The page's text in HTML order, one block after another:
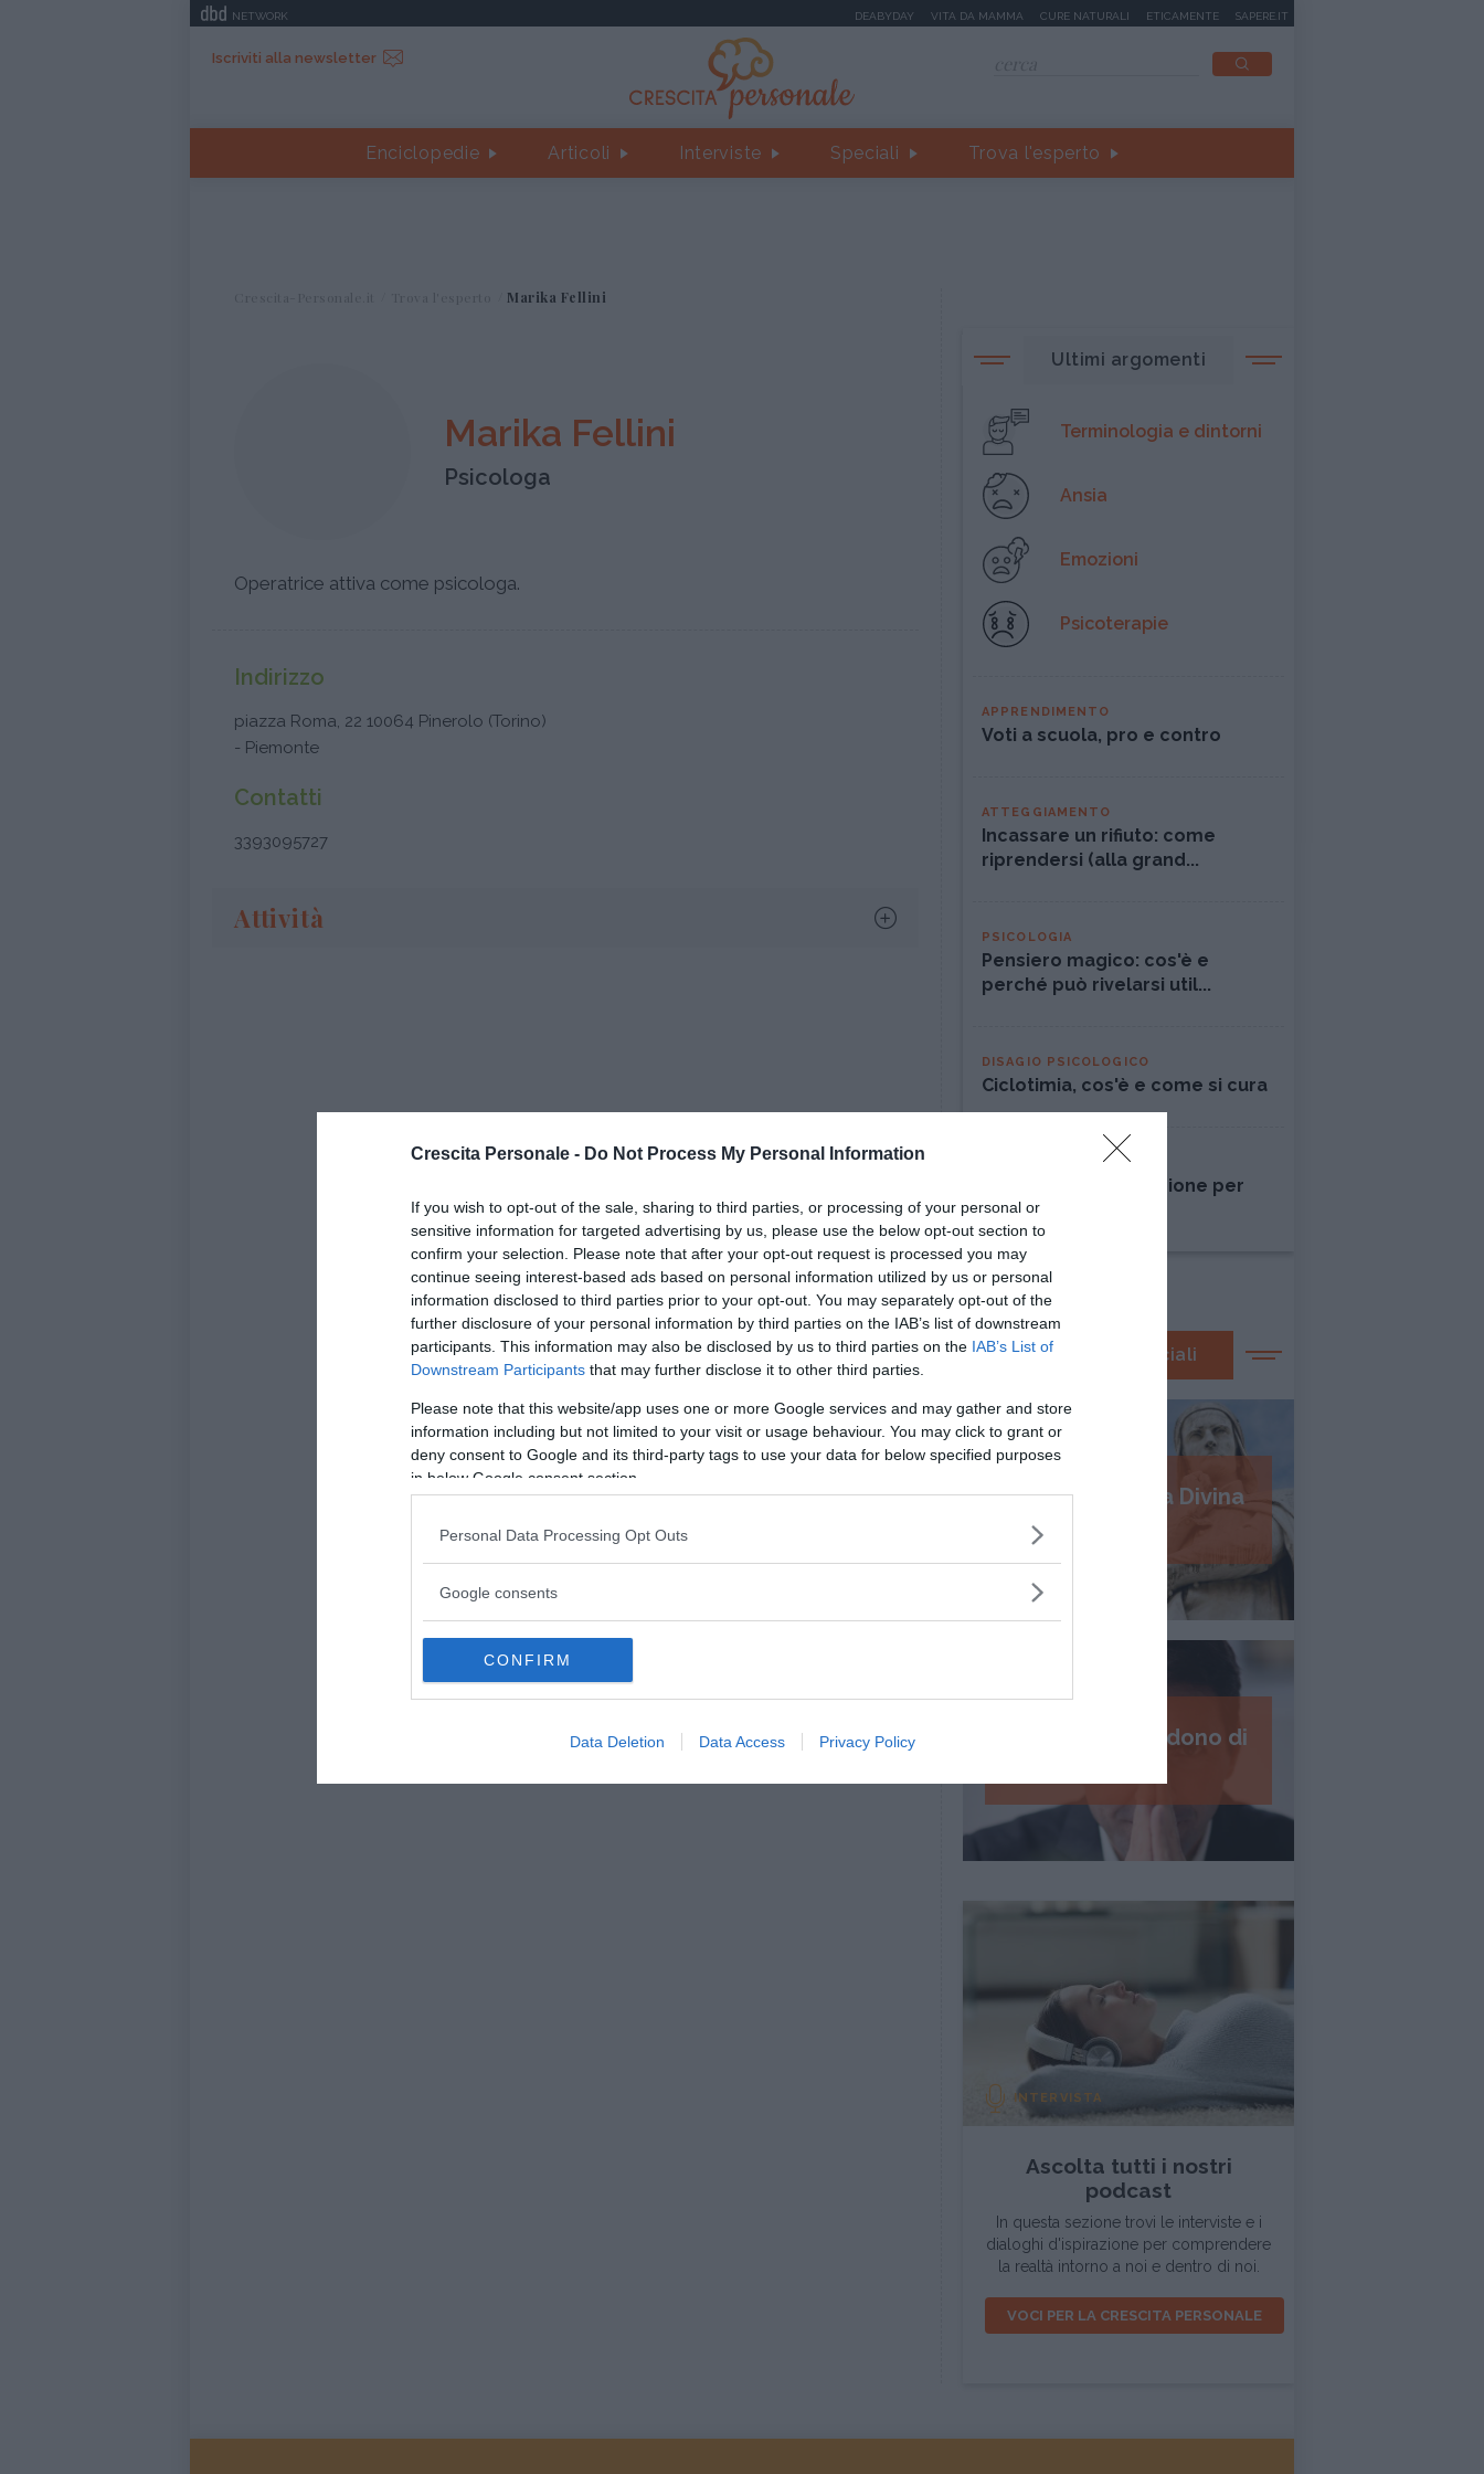
Crescita Personale - Do Not Process My Personal Information
If you wish to opt-out of the sale, sharing to third parties, or processing of your personal or
sensitive information for targeted advertising by us, please use the below opt-out section to
confirm your selection. Please note that after your opt-out request is processed you may
continue seeing interest-based ads based on personal information utilized by us or personal
information disclosed to third parties prior to your opt-out. You may separately opt-out of the
further disclosure of your personal information by third parties on the IAB’s list of downstream
participants. This information may also be disclosed by us to third parties on the IAB’s List of
Downstream Participants that may further disclose it to other third parties.
Please note that this website/app uses one or more Google services and may gather and store
information including but not limited to your visit or usage behaviour. You may click to grant or
deny consent to Google and its third-party tags to use your data for below specified purposes
in below Google consent section.
Personal Data Processing Opt Outs
Google consents
CONFIRM
Data Deletion Data Access Privacy Policy
NETWORK DEABYDAY VITA DA MAMMA CURE NATURALI ETICAMENTE SAPERE.IT
Iscriviti alla newsletter
Enciclopedie Articoli Interviste Speciali Trova l'esperto
Marika Fellini
Marika Fellini
Psicologa
Operatrice attiva come psicologa.
Indirizzo
piazza Roma, 22 10064 Pinerolo (Torino)
- Piemonte
Contatti
3393095727
Attività
Ultimi argomenti
Terminologia e dintorni
Ansia
Emozioni
Psicoterapie
APPRENDIMENTO
Voti a scuola, pro e contro
ATTEGGIAMENTO
Incassare un rifiuto: come
riprendersi (alla grand...
PSICOLOGIA
Pensiero magico: cos'è e
perché può rivelarsi util...
DISAGIO PSICOLOGICO
Ciclotimia, cos'è e come si cura
Liberarsi dall'ossessione per
una persona
I nostri speciali
Psicologia della Divina
Commedia
I 7 passi del perdono di
INTERVISTA
Ascolta tutti i nostri
podcast
In questa sezione trovi le interviste e i
dialoghi d'ispirazione per comprendere
la realtà intorno a noi e dentro di noi.
VOCI PER LA CRESCITA PERSONALE